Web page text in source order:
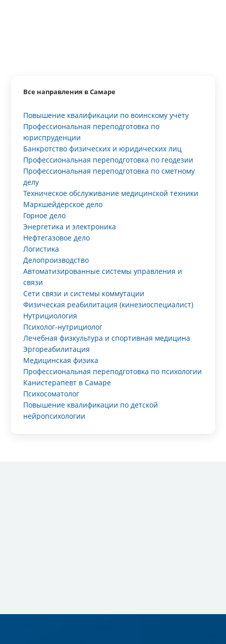
Все направления в Самаре
Повышение квалификации по воинскому учету
Профессиональная переподготовка по
юриспруденции
Банкротство физических и юридических лиц
Профессиональная переподготовка по геодезии
Профессиональная переподготовка по сметному
делу
Техническое обслуживание медицинской техники
Маркшейдерское дело
Горное дело
Энергетика и электроника
Нефтегазовое дело
Логистика
Делопроизводство
Автоматизированные системы управления и
связи
Сети связи и системы коммутации
Физическая реабилитация (кинезиоспециалист)
Нутрициология
Психолог-нутрициолог
Лечебная физкультура и спортивная медицина
Эргореабилитация
Медицинская физика
Профессиональная переподготовка по психологии
Канистерапевт в Самаре
Психосоматолог
Повышение квалификации по детской
нейропсихологии